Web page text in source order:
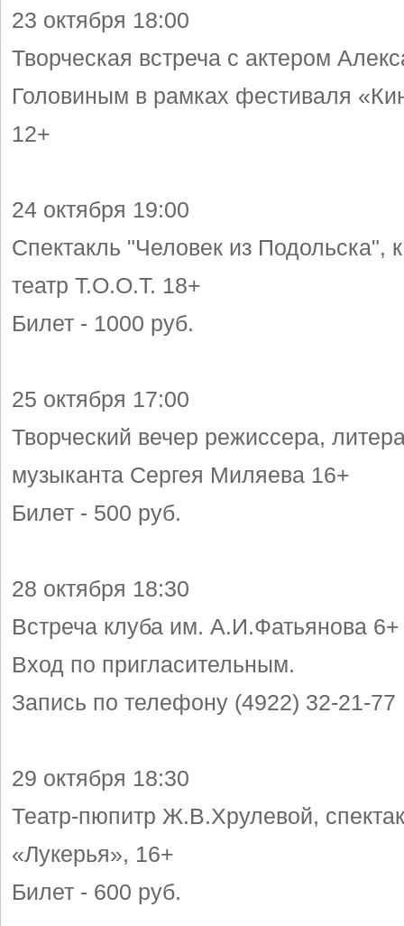
23 октября 18:00
Творческая встреча с актером
Головиным в рамках фестиваля
12+
24 октября 19:00
Спектакль "Человек из Подольска",
театр Т.О.О.Т. 18+
Билет - 1000 руб.
25 октября 17:00
Творческий вечер режиссера,
музыканта Сергея Миляева 16+
Билет - 500 руб.
28 октября 18:30
Встреча клуба им. А.И.Фатьянова
Вход по пригласительным.
Запись по телефону (4922) 32-21-77
29 октября 18:30
Театр-пюпитр Ж.В.Хрулевой,
«Лукерья», 16+
Билет - 600 руб.